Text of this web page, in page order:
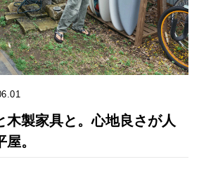
木製家具と。心地良さが人
。